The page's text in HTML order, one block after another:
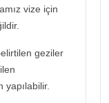
vize için
geziler
yapılabilir.